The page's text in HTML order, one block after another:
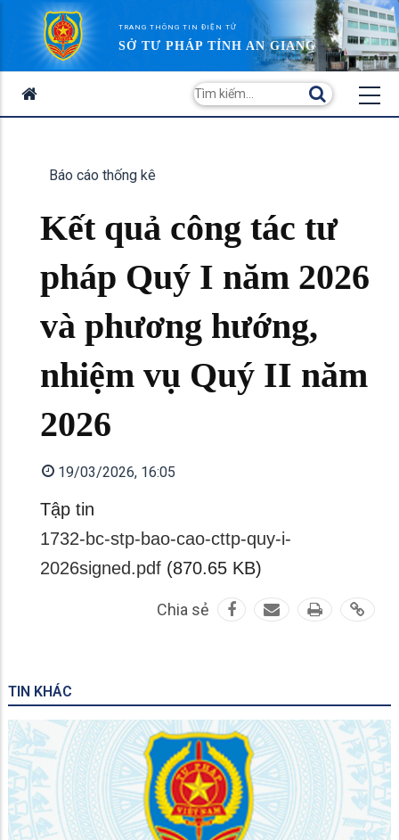
TRANG THÔNG TIN ĐIỆN TỬ
SỞ TƯ PHÁP TỈNH AN GIANG
Báo cáo thống kê
Kết quả công tác tư
pháp Quý I năm 2026
và phương hướng,
nhiệm vụ Quý II năm
2026
19/03/2026, 16:05
Tập tin
1732-bc-stp-bao-cao-cttp-quy-i-
2026signed.pdf (870.65 KB)
Chia sẻ
TIN KHÁC